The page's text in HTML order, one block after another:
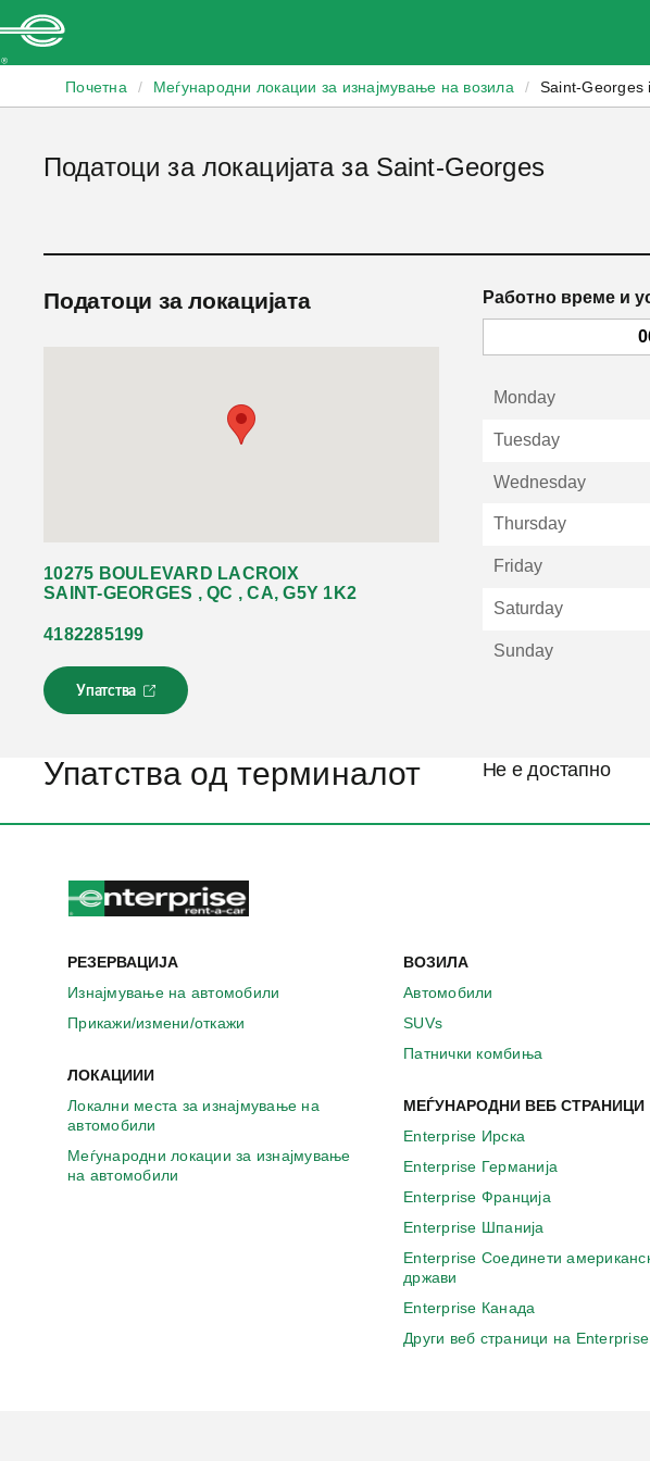
Почетна / Меѓународни локации за изнајмување на возила / Saint-Georges
Податоци за локацијата за Saint-Georges
Податоци за локацијата
10275 BOULEVARD LACROIX
SAINT-GEORGES , QC , CA, G5Y 1K2
4182285199
Упатства
Л
и
о
с
т
в
р
в
о
о
в
о
п
р
о
Работно време и
Monday
Tuesday
Wednesday
Thursday
Friday
Saturday
Sunday
Упатства од терминалот Не е достапно
РЕЗЕРВАЦИЈА
Изнајмување на автомобили
Прикажи/измени/откажи
ЛОКАЦИИИ
Локални места за изнајмување на
автомобили
Меѓународни локации за изнајмување
на автомобили
ВОЗИЛА
Автомобили
SUVs
Патнички комбиња
МЕЃУНАРОДНИ ВЕБ СТРАНИЦИ
Enterprise Ирска
Enterprise Германија
Enterprise Франција
Enterprise Шпанија
Enterprise Соединети
држави
Enterprise Канада
Други веб страници на Enterprise